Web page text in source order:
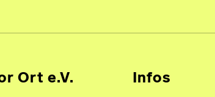
Ort e.V. Infos